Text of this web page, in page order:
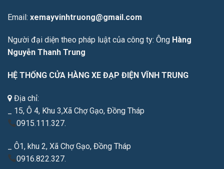
Email: xemayvinhtruong@gmail.com
Người đại diện theo pháp luật của công ty: Ông Hàng
Nguyễn Thanh Trung
HỆ THỐNG CỬA HÀNG XE ĐẠP ĐIỆN VĨNH TRUNG
Địa chỉ:
_ 15, Ô 4, Khu 3,Xã Chợ Gạo, Đồng Tháp
0915.111.327.
_ Ô1, khu 2, Xã Chợ Gạo, Đồng Tháp
0916.822.327.